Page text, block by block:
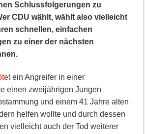
Schlussfolgerungen zu
CDU wählt, wählt also vielleicht
schnellen, einfachen
zu einer der nächsten
ein Angreifer in einer
einen zweijährigen Jungen
und einem 41 Jahre alten
helfen wollte und durch dessen
vielleicht auch der Tod weiterer